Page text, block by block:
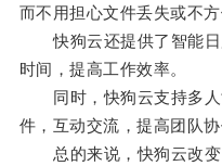
而不用担心文件丢失或不方
快狗云还提供了智能日
时间，提高工作效率。
同时，快狗云支持多人
件，互动交流，提高团队协
总的来说，快狗云改变